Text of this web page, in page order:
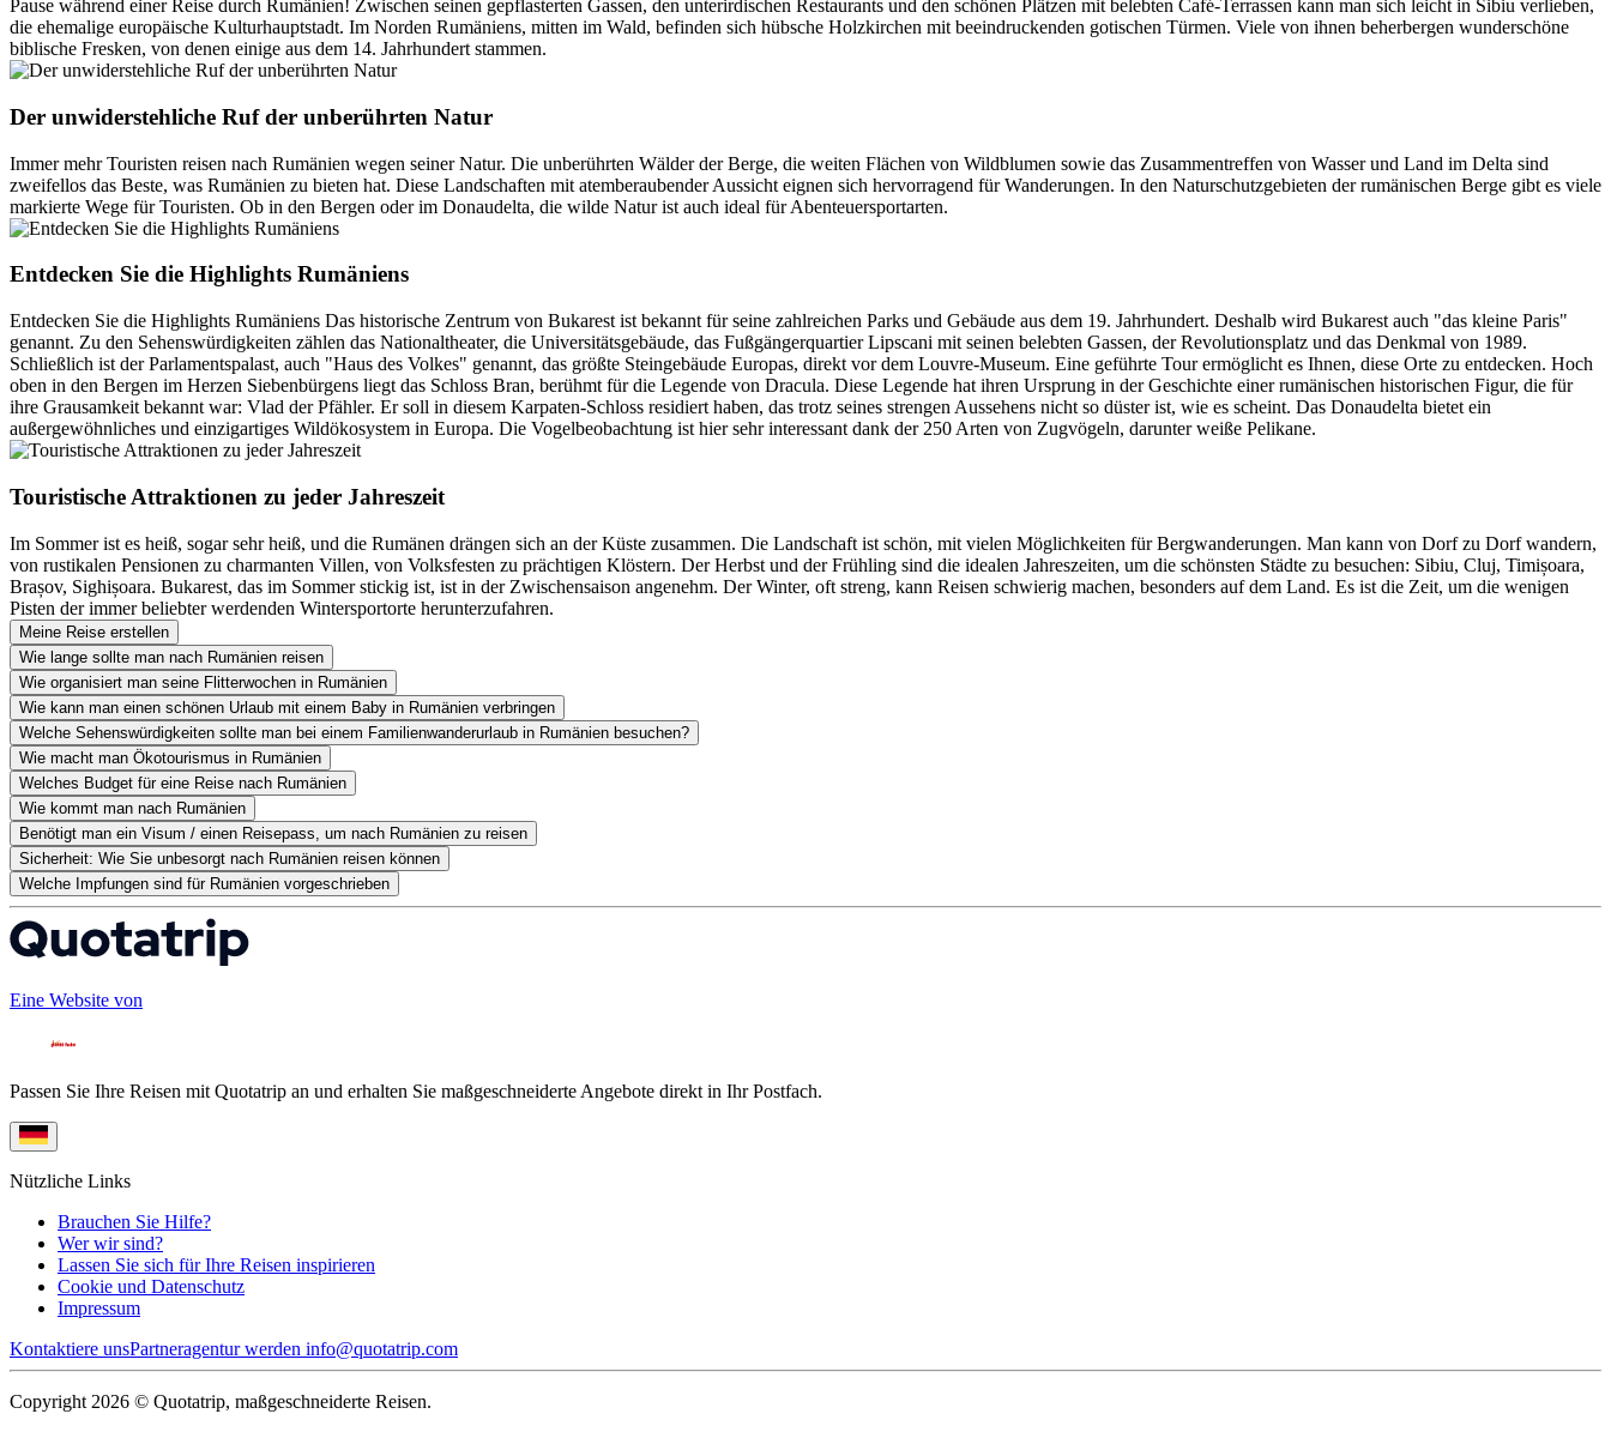
Pause während einer Reise durch Rumänien! Zwischen seinen gepflasterten Gassen, den unterirdischen Restaurants und den schönen Plätzen mit belebten Café-Terrassen kann man sich leicht in Sibiu verlieben,
die ehemalige europäische Kulturhauptstadt. Im Norden Rumäniens, mitten im Wald, befinden sich hübsche Holzkirchen mit beeindruckenden gotischen Türmen. Viele von ihnen beherbergen wunderschöne
biblische Fresken, von denen einige aus dem 14. Jahrhundert stammen.
Der unwiderstehliche Ruf der unberührten Natur
Immer mehr Touristen reisen nach Rumänien wegen seiner Natur. Die unberührten Wälder der Berge, die weiten Flächen von Wildblumen sowie das Zusammentreffen von Wasser und Land im Delta sind
zweifellos das Beste, was Rumänien zu bieten hat. Diese Landschaften mit atemberaubender Aussicht eignen sich hervorragend für Wanderungen. In den Naturschutzgebieten der rumänischen Berge gibt es viele
markierte Wege für Touristen. Ob in den Bergen oder im Donaudelta, die wilde Natur ist auch ideal für Abenteuersportarten.
Entdecken Sie die Highlights Rumäniens
Entdecken Sie die Highlights Rumäniens Das historische Zentrum von Bukarest ist bekannt für seine zahlreichen Parks und Gebäude aus dem 19. Jahrhundert. Deshalb wird Bukarest auch "das kleine Paris"
genannt. Zu den Sehenswürdigkeiten zählen das Nationaltheater, die Universitätsgebäude, das Fußgängerquartier Lipscani mit seinen belebten Gassen, der Revolutionsplatz und das Denkmal von 1989.
Schließlich ist der Parlamentspalast, auch "Haus des Volkes" genannt, das größte Steingebäude Europas, direkt vor dem Louvre-Museum. Eine geführte Tour ermöglicht es Ihnen, diese Orte zu entdecken. Hoch
oben in den Bergen im Herzen Siebenbürgens liegt das Schloss Bran, berühmt für die Legende von Dracula. Diese Legende hat ihren Ursprung in der Geschichte einer rumänischen historischen Figur, die für
ihre Grausamkeit bekannt war: Vlad der Pfähler. Er soll in diesem Karpaten-Schloss residiert haben, das trotz seines strengen Aussehens nicht so düster ist, wie es scheint. Das Donaudelta bietet ein
außergewöhnliches und einzigartiges Wildökosystem in Europa. Die Vogelbeobachtung ist hier sehr interessant dank der 250 Arten von Zugvögeln, darunter weiße Pelikane.
Touristische Attraktionen zu jeder Jahreszeit
Im Sommer ist es heiß, sogar sehr heiß, und die Rumänen drängen sich an der Küste zusammen. Die Landschaft ist schön, mit vielen Möglichkeiten für Bergwanderungen. Man kann von Dorf zu Dorf wandern,
von rustikalen Pensionen zu charmanten Villen, von Volksfesten zu prächtigen Klöstern. Der Herbst und der Frühling sind die idealen Jahreszeiten, um die schönsten Städte zu besuchen: Sibiu, Cluj, Timișoara,
Brașov, Sighișoara. Bukarest, das im Sommer stickig ist, ist in der Zwischensaison angenehm. Der Winter, oft streng, kann Reisen schwierig machen, besonders auf dem Land. Es ist die Zeit, um die wenigen
Pisten der immer beliebter werdenden Wintersportorte herunterzufahren.
Meine Reise erstellen
Wie lange sollte man nach Rumänien reisen
Wie organisiert man seine Flitterwochen in Rumänien
Wie kann man einen schönen Urlaub mit einem Baby in Rumänien verbringen
Welche Sehenswürdigkeiten sollte man bei einem Familienwanderurlaub in Rumänien besuchen?
Wie macht man Ökotourismus in Rumänien
Welches Budget für eine Reise nach Rumänien
Wie kommt man nach Rumänien
Benötigt man ein Visum / einen Reisepass, um nach Rumänien zu reisen
Sicherheit: Wie Sie unbesorgt nach Rumänien reisen können
Welche Impfungen sind für Rumänien vorgeschrieben
Eine Website von
Passen Sie Ihre Reisen mit Quotatrip an und erhalten Sie maßgeschneiderte Angebote direkt in Ihr Postfach.
Nützliche Links
Brauchen Sie Hilfe?
Wer wir sind?
Lassen Sie sich für Ihre Reisen inspirieren
Cookie und Datenschutz
Impressum
Kontaktiere unsPartneragentur werden info@quotatrip.com
Copyright 2026 © Quotatrip, maßgeschneiderte Reisen.